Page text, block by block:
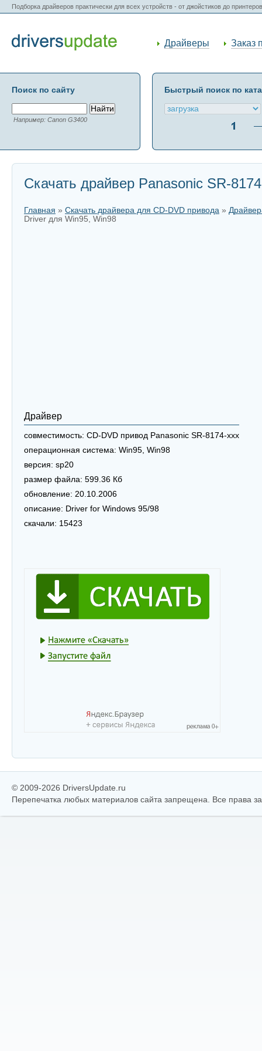
Подборка драйверов практически для всех устройств - от джойстиков до
Драйверы Заказ
Поиск по сайту
Например: Canon G3400
Быстрый поиск по
Скачать драйвер Panasonic SR-
Главная » Скачать драйвера для CD-DVD привода »
Driver для Win95, Win98
Драйвер
совместимость: CD-DVD привод Panasonic SR-8174-xxx
операционная система: Win95, Win98
версия: sp20
размер файла: 599.36 Кб
обновление: 20.10.2006
описание: Driver for Windows 95/98
скачали: 15423
© 2009-2026 DriversUpdate.ru
Перепечатка любых материалов сайта запрещена. Все права